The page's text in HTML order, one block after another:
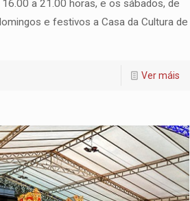
a 21.00 horas, e os sábados, de
e festivos a Casa da Cultura de
Ver máis